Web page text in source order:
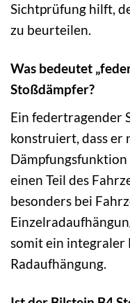
Sichtprüfung hilft,
zu beurteilen.
Was bedeutet
Stoßdämpfer?
Ein federtragender
konstruiert, dass er
einen Teil des
besonders bei
somit ein integraler
Radaufhängung.